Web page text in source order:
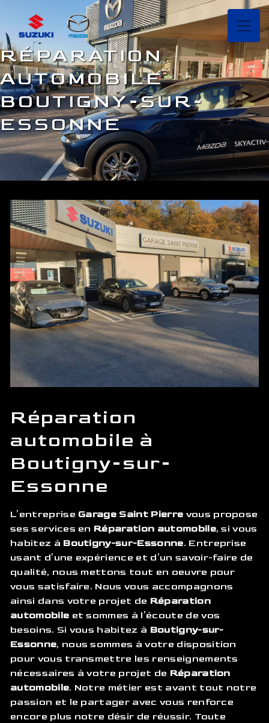
Panneau de gestion des cookies
RÉPARATION
AUTOMOBILE
BOUTIGNY-SUR-
ESSONNE
Réparation
automobile à
Boutigny-sur-
Essonne
L’entreprise Garage Saint Pierre vous propose
ses services enRéparation automobile, si vous
habitez à Boutigny-sur-Essonne. Entreprise
usant d’une expérience et d’un savoir-faire de
qualité, nous mettons tout en oeuvre pour
vous satisfaire. Nous vous accompagnons
ainsi dans votre projet de Réparation
automobile et sommes à l’écoute de vos
besoins. Si vous habitez à Boutigny-sur-
Essonne, nous sommes à votre disposition
pour vous transmettre les renseignements
nécessaires à votre projet de Réparation
automobile. Notre métier est avant tout notre
passion et le partager avec vous renforce
encore plus notre désir de réussir. Toute